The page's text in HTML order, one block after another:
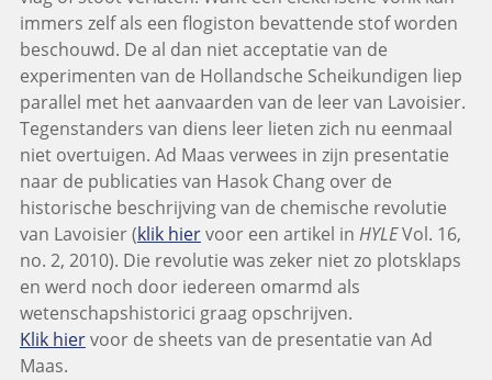
immers zelf als een flogiston bevattende stof worden
beschouwd. De al dan niet acceptatie van de
experimenten van de Hollandsche Scheikundigen liep
parallel met het aanvaarden van de leer van Lavoisier.
Tegenstanders van diens leer lieten zich nu eenmaal
niet overtuigen. Ad Maas verwees in zijn presentatie
naar de publicaties van Hasok Chang over de
historische beschrijving van de chemische revolutie
van Lavoisier (klik hiervoor een artikel in HYLEVol. 16,
no. 2, 2010). Die revolutie was zeker niet zo plotsklaps
en werd noch door iedereen omarmd als
wetenschapshistorici graag opschrijven.
Klik hiervoor de sheets van de presentatie van Ad
Maas.